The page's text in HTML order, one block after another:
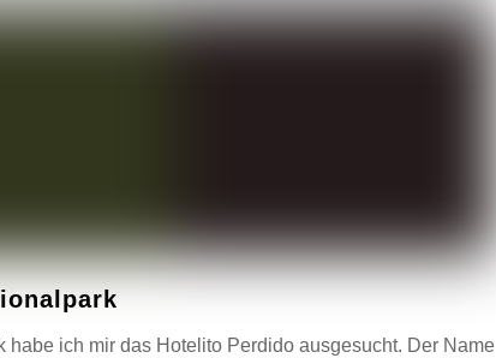
ich mir das Hotelito Perdido ausgesucht. Der Name